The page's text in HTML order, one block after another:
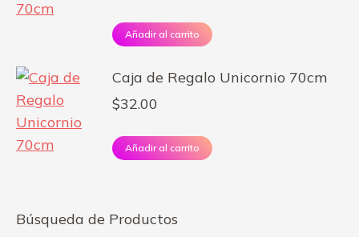
Añadir al carrito
Caja de Regalo Unicornio 70cm
$32.00
Añadir al carrito
Búsqueda de Productos